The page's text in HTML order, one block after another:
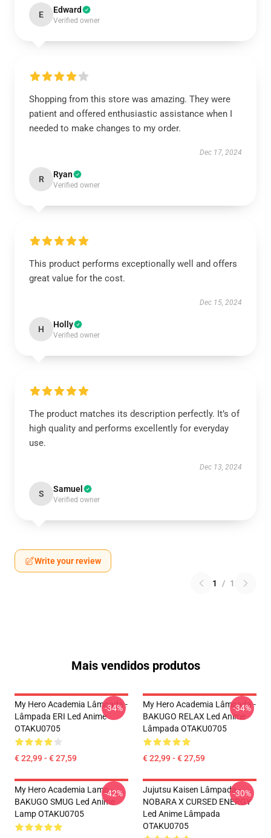
E Edward
Verified owner
Shopping from this store was amazing. They were
patient and offered enthusiastic assistance when I
needed to make changes to my order.
Dec 17, 2024
R Ryan
Verified owner
This product performs exceptionally well and offers
great value for the cost.
Dec 15, 2024
H Holly
Verified owner
The product matches its description perfectly. It’s of
high quality and performs excellently for everyday
use.
Dec 13, 2024
S Samuel
Verified owner
Write your review
1 / 1
Mais vendidos produtos
My Hero Academia Lâmpada -
Lâmpada ERI Led Anime
OTAKU0705
€ 22,99 - € 27,59
-34%
My Hero Academia Lâmpada -
BAKUGO RELAX Led Anime
Lâmpada OTAKU0705
€ 22,99 - € 27,59
-34%
My Hero Academia Lamp -
BAKUGO SMUG Led Anime
Lamp OTAKU0705
-42%
Jujutsu Kaisen Lâmpada -
NOBARA X CURSED ENERGY
Led Anime Lâmpada
OTAKU0705
-30%